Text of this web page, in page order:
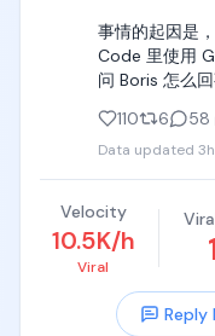
涉及军事或双
品，中国本身
搞全面封锁反
位。
更多时候，品
或者媒介公司。
中介收到需求
容方向，寻找
在这个过程中
点」。
简单来说，就
例的返佣。
事情的起因是
Code 里使用
问 Boris 怎么
随后，Boris
了，并顺手重
估计这是为了
有人说，大部
是表演性质的
还有一次重置
110 6 58
Data updated
Velocity
10.5K/h
Viral
Reply